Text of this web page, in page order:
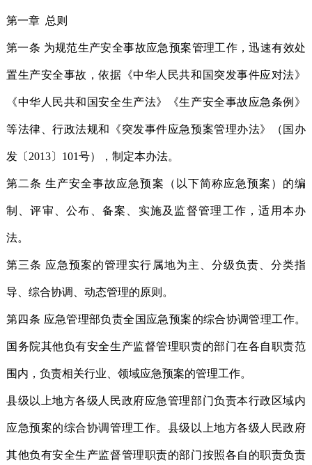
第一章 总则
第一条 为规范生产安全事故应急预案管理工作，迅速有效处
置生产安全事故，依据《中华人民共和国突发事件应对法》
《中华人民共和国安全生产法》《生产安全事故应急条例》
等法律、行政法规和《突发事件应急预案管理办法》（国办
发〔2013〕101号），制定本办法。
第二条 生产安全事故应急预案（以下简称应急预案）的编
制、评审、公布、备案、实施及监督管理工作，适用本办
法。
第三条 应急预案的管理实行属地为主、分级负责、分类指
导、综合协调、动态管理的原则。
第四条 应急管理部负责全国应急预案的综合协调管理工作。
国务院其他负有安全生产监督管理职责的部门在各自职责范
围内，负责相关行业、领域应急预案的管理工作。
县级以上地方各级人民政府应急管理部门负责本行政区域内
应急预案的综合协调管理工作。县级以上地方各级人民政府
其他负有安全生产监督管理职责的部门按照各自的职责负责